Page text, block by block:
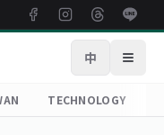
中 Open
TECHNOLOGY